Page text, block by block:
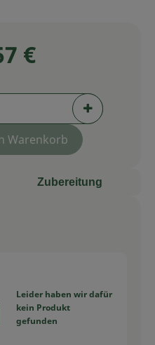
€
(aktuell 4 Portionen
Portionen
Warenkorb
Zubereitung
Leider haben wir dafür
kein Produkt
gefunden